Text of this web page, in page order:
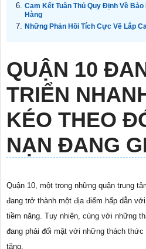
Cam Kết Tuân Thủ Quy Định Về
Hàng
Những Phản Hồi Tích Cực Về Lắp
QUẬN 10
TRIỂN
KÉO THEO
NẠN ĐANG
Quận 10, một trong những quận trung
đang trở thành một địa điểm hấp dẫn
tiềm năng. Tuy nhiên, cùng với những
đang phải đối mặt với những thách
tăng.